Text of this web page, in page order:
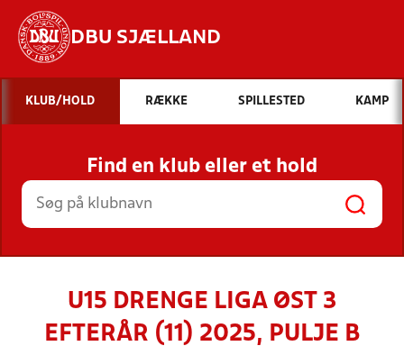
DBU SJÆLLAND
Hvad vil du søge efter?
INDHOLD OG NYHEDER
STILLINGER, RESULTATER, KLUBBER OG
HOLD
KLUB/HOLD RÆKKE SPILLESTED KAMP
Find en klub eller et hold
U15 DRENGE LIGA ØST 3
EFTERÅR (11) 2025, PULJE B